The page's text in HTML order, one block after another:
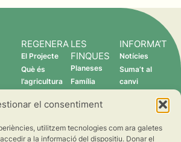
el consentiment
utilitzem tecnologies com ara galetes
a la informació del dispositiu. Donar el
REGENERA
El Projecte
Què és
l’agricultura
Qui som
LES
FINQUES
Planeses
Família
Verdcamp
Pomona
INFORMA’T
Notícies
Suma’t al
canvi